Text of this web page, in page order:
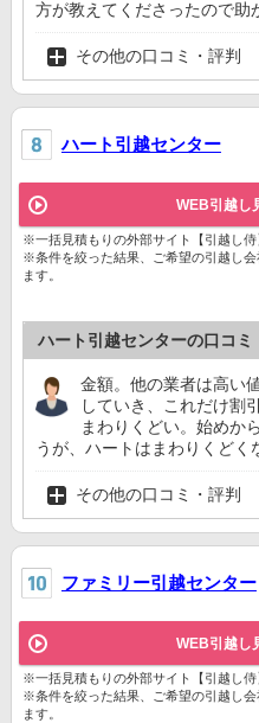
方が教えてくださったので助
その他の口コミ・評判
ハート引越センター
WEB引越し
※一括見積もりの外部サイト【引越し侍
※条件を絞った結果、ご希望の引越し
ます。
ハート引越センターの口コミ
金額。他の業者は高い
していき、これだけ割
まわりくどい。始めか
うが、ハートはまわりくどく
その他の口コミ・評判
ファミリー引越センター
WEB引越し
※一括見積もりの外部サイト【引越し侍
※条件を絞った結果、ご希望の引越し
ます。